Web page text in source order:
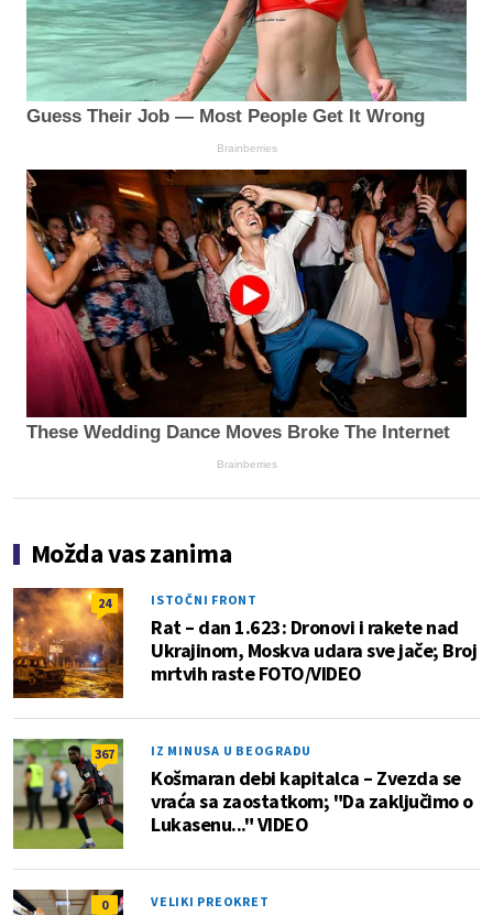
Guess Their Job — Most People Get It Wrong
Brainberries
These Wedding Dance Moves Broke The Internet
Brainberries
Možda vas zanima
24 ISTOČNI FRONT
Rat – dan 1.623: Dronovi i rakete nad
Ukrajinom, Moskva udara sve jače; Broj
mrtvih raste FOTO/VIDEO
367 IZ MINUSA U BEOGRADU
Košmaran debi kapitalca – Zvezda se
vraća sa zaostatkom; "Da zaključimo o
Lukasenu..." VIDEO
0 VELIKI PREOKRET